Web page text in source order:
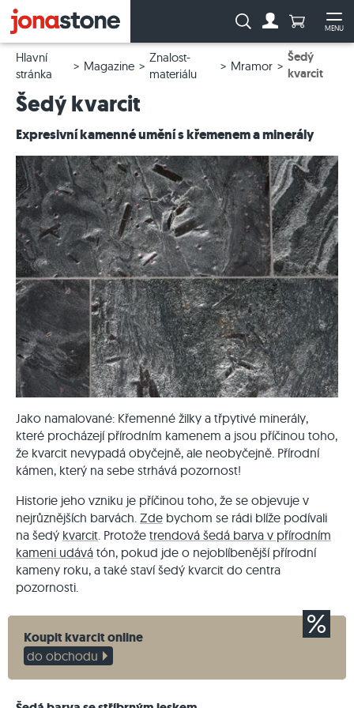
MENU
Vyhledávání:Počet
Hlavní
stránka
Magazine
Znalost-
materiálu
Mramor
Šedý
kvarcit
Šedý kvarcit
Expresivní kamenné umění s křemenem a minerály
Jako namalované: Křemenné žilky a třpytivé minerály,
které procházejí přírodním kamenem a jsou příčinou toho,
že kvarcit nevypadá obyčejně, ale neobyčejně. Přírodní
kámen, který na sebe strhává pozornost!
Historie jeho vzniku je příčinou toho, že se objevuje v
nejrůznějších barvách. Zde bychom se rádi blíže podívali
na šedý kvarcit. Protože trendová šedá barva v přírodním
kameni udává tón, pokud jde o nejoblíbenější přírodní
kameny roku, a také staví šedý kvarcit do centra
pozornosti.
Koupit kvarcit online
do obchodu